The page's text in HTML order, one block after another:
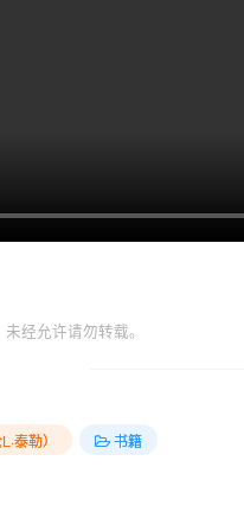
经允许请勿转载。
泰勒） 书籍